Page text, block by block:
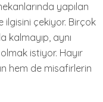
yapılan
ilgisini çekiyor. Birçok
kalmayıp, aynı
istiyor. Hayır
hem de misafirlerin